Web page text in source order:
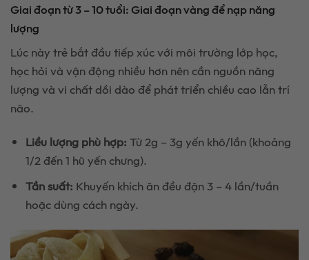
Giai đoạn từ 3 – 10 tuổi: Giai đoạn vàng để nạp năng
lượng
Lúc này trẻ bắt đầu tiếp xúc với môi trường lớp học,
học hỏi và vận động nhiều hơn nên cần nguồn năng
lượng và vi chất dồi dào để phát triển chiều cao lẫn trí
não.
Liều lượng phù hợp: Từ 2g – 3g yến khô/lần (khoảng
1/2 đến 1 hũ yến chưng).
Tần suất: Khuyến khích ăn đều đặn 3 – 4 lần/tuần
hoặc dùng cách ngày.